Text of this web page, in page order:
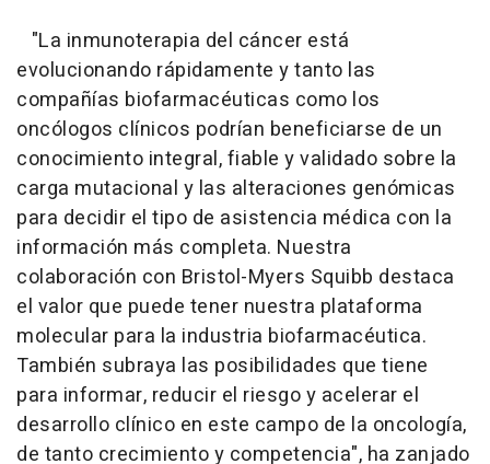
"La inmunoterapia del cáncer está
evolucionando rápidamente y tanto las
compañías biofarmacéuticas como los
oncólogos clínicos podrían beneficiarse de un
conocimiento integral, fiable y validado sobre la
carga mutacional y las alteraciones genómicas
para decidir el tipo de asistencia médica con la
información más completa. Nuestra
colaboración con Bristol-Myers Squibb destaca
el valor que puede tener nuestra plataforma
molecular para la industria biofarmacéutica.
También subraya las posibilidades que tiene
para informar, reducir el riesgo y acelerar el
desarrollo clínico en este campo de la oncología,
de tanto crecimiento y competencia", ha zanjado